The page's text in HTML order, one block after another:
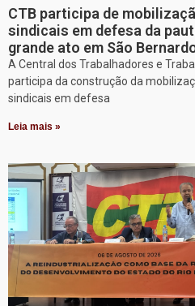
CTB participa de
sindicais em defesa da
grande ato em São
A Central dos Trabalhadores e
participa da construção da
sindicais em defesa
Leia mais »